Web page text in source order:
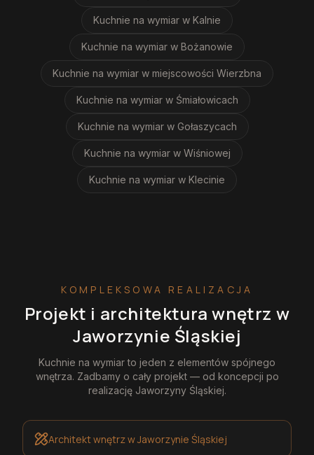
Kuchnie na wymiar w Kalnie
Kuchnie na wymiar w Bożanowie
Kuchnie na wymiar w miejscowości Wierzbna
Kuchnie na wymiar w Śmiałowicach
Kuchnie na wymiar w Gołaszycach
Kuchnie na wymiar w Wiśniowej
Kuchnie na wymiar w Klecinie
KOMPLEKSOWA REALIZACJA
Projekt i architektura wnętrz w
Jaworzynie Śląskiej
Kuchnie na wymiarto jeden z elementów spójnego
wnętrza. Zadbamy o cały projekt — od koncepcji po
realizację Jaworzyny Śląskiej.
Architekt wnętrzw Jaworzynie Śląskiej